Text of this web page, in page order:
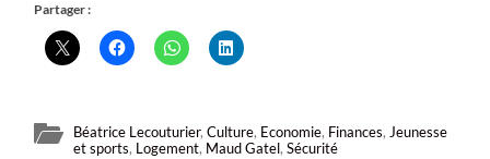
Partager :
Béatrice Lecouturier,Culture, Economie, Finances,Jeunesse
et sports, Logement, Maud Gatel,Sécurité